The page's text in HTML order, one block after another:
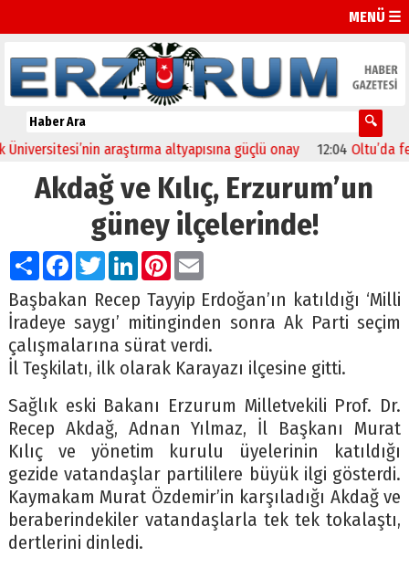
MENÜ ☰
araştırma altyapısına güçlü onay 12:04 Oltu’da
Akdağ ve Kılıç, Erzurum’un
güney ilçelerinde!
PaylaşFacebook
TwitterLinkedIn
Pinterest
Email
Başbakan Recep Tayyip Erdoğan’ın katıldığı ‘Milli
İradeye saygı’ mitinginden sonra Ak Parti seçim
çalışmalarına sürat verdi.
İl Teşkilatı, ilk olarak Karayazı ilçesine gitti.
Sağlık eski Bakanı Erzurum Milletvekili Prof. Dr.
Recep Akdağ, Adnan Yılmaz, İl Başkanı Murat
Kılıç ve yönetim kurulu üyelerinin katıldığı
gezide vatandaşlar partililere büyük ilgi gösterdi.
Kaymakam Murat Özdemir’in karşıladığı Akdağ ve
beraberindekiler vatandaşlarla tek tek tokalaştı,
dertlerini dinledi.